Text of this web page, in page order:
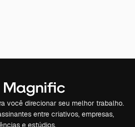
você direcionar seu melhor trabalho.
entre criativos, empresas,
e estúdios.